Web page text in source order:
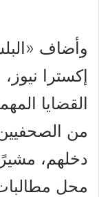
وأضاف
إكسترا
القضايا
من
دخلهم،
محل